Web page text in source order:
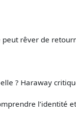
peut rêver de
? Haraway
l’identité